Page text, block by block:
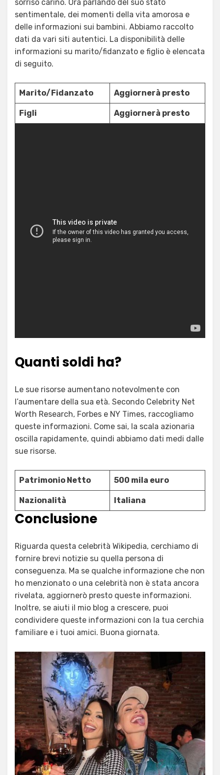
sorriso carino. Ora parlando del suo stato
sentimentale, dei momenti della vita amorosa e
delle informazioni sui bambini. Abbiamo raccolto
dati da vari siti autentici. La disponibilità delle
informazioni su marito/fidanzato e figlio è elencata
di seguito.
Marito/Fidanzato Aggiornerà presto
Figli Aggiornerà presto
Quanti soldi ha?
Le sue risorse aumentano notevolmente con
l’aumentare della sua età. Secondo Celebrity Net
Worth Research, Forbes e NY Times, raccogliamo
queste informazioni. Come sai, la scala azionaria
oscilla rapidamente, quindi abbiamo dati medi dalle
sue risorse.
Patrimonio Netto 500 mila euro
Nazionalità Italiana
Conclusione
Riguarda questa celebrità Wikipedia, cerchiamo di
fornire brevi notizie su quella persona di
conseguenza. Ma se qualche informazione che non
ho menzionato o una celebrità non è stata ancora
rivelata, aggiornerò presto queste informazioni.
Inoltre, se aiuti il mio blog a crescere, puoi
condividere queste informazioni con la tua cerchia
familiare e i tuoi amici. Buona giornata.